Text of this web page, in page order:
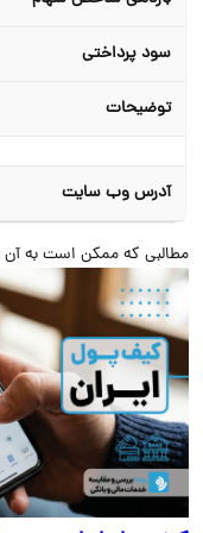
سود پرداختی
توضیحات
آدرس وب سایت
که ممکن است به آن